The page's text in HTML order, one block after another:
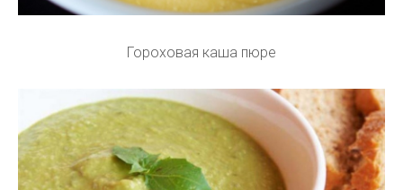
Гороховая каша пюре